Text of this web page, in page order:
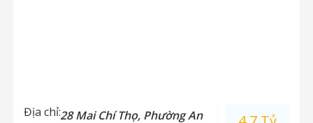
Địa chỉ:28 Mai Chí Thọ, Phường An